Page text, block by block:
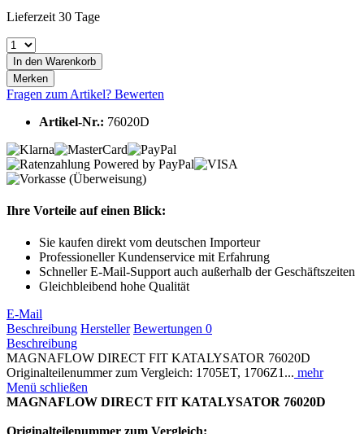
Lieferzeit 30 Tage
In den Warenkorb
Merken
Fragen zum Artikel? Bewerten
Artikel-Nr.: 76020D
Ihre Vorteile auf einen Blick:
Sie kaufen direkt vom deutschen Importeur
Professioneller Kundenservice mit Erfahrung
Schneller E-Mail-Support auch außerhalb der Geschäftszeiten
Gleichbleibend hohe Qualität
E-Mail
Beschreibung Hersteller Bewertungen 0
Beschreibung
MAGNAFLOW DIRECT FIT KATALYSATOR 76020D
Originalteilenummer zum Vergleich: 1705ET, 1706Z1... mehr
Menü schließen
MAGNAFLOW DIRECT FIT KATALYSATOR 76020D